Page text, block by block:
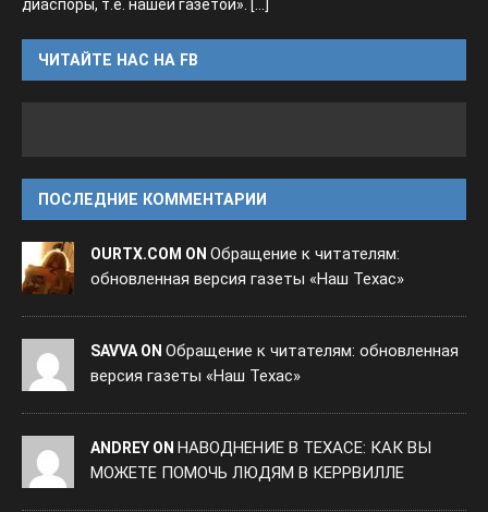
диаспоры, т.е. нашей газетой». [...]
ЧИТАЙТЕ НАС НА FB
ПОСЛЕДНИЕ КОММЕНТАРИИ
OURTX.COM ON Обращение к читателям:
обновленная версия газеты «Наш Техас»
SAVVA ON Обращение к читателям: обновленная
версия газеты «Наш Техас»
ANDREY ON НАВОДНЕНИЕ В ТЕХАСЕ: КАК ВЫ
МОЖЕТЕ ПОМОЧЬ ЛЮДЯМ В КЕРРВИЛЛЕ